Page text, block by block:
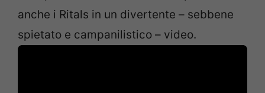
anche i Ritals in un divertente – sebbene
spietato e campanilistico – video.